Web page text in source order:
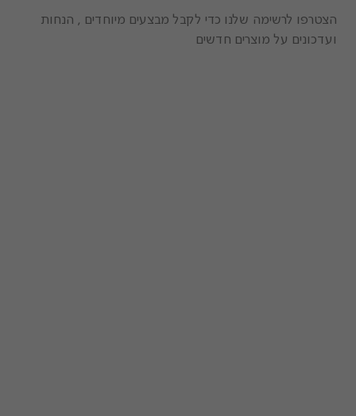
הצטרפו לרשימה שלנו כדי לקבל מבצעים מיוחדים , הנחות
ועדכונים על מוצרים חדשים